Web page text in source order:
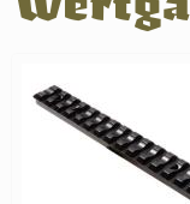
Zubehör
Jagdreviere
Bücher, Videos